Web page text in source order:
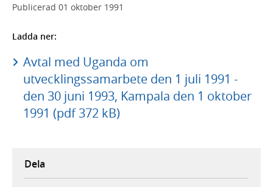
Publicerad 01 oktober 1991
Ladda ner:
Avtal med Uganda om
utvecklingssamarbete den 1 juli 1991 -
den 30 juni 1993, Kampala den 1 oktober
1991 (pdf 372 kB)
Dela